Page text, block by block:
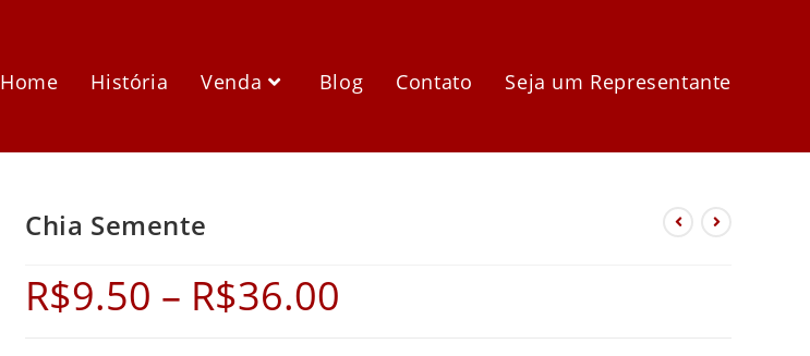
Home História Venda Blog Contato Seja um Representante
Chia Semente
R$9.50 – R$36.00